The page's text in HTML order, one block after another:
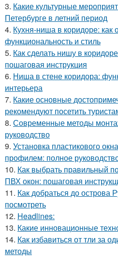
3. Какие культурные
Петербурге в летний период
4. Кухня-ниша в коридоре: как
функциональность и стиль
5. Как сделать нишу в
пошаговая инструкция
6. Ниша в стене коридора:
интерьера
7. Какие основные
рекомендуют посетить
8. Современные методы
руководство
9. Установка пластикового
профилем: полное
10. Как выбрать правильный
ПВХ окон: пошаговая
11. Как добраться до острова
посмотреть
12. Headlines:
13. Какие инновационные
14. Как избавиться от тли за
методы